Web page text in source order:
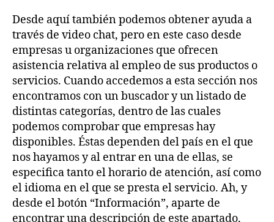
Desde aquí también podemos obtener ayuda a
través de video chat, pero en este caso desde
empresas u organizaciones que ofrecen
asistencia relativa al empleo de sus productos o
servicios. Cuando accedemos a esta sección nos
encontramos con un buscador y un listado de
distintas categorías, dentro de las cuales
podemos comprobar que empresas hay
disponibles. Éstas dependen del país en el que
nos hayamos y al entrar en una de ellas, se
especifica tanto el horario de atención, así como
el idioma en el que se presta el servicio. Ah, y
desde el botón “Información”, aparte de
encontrar una descripción de este apartado,